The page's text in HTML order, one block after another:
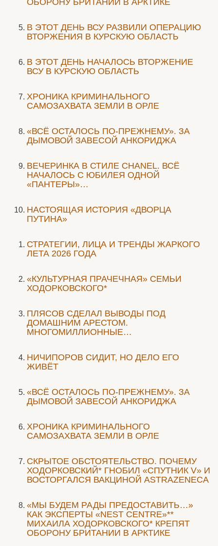
ОБОРОНУ БРИТАНИИ В АРКТИКЕ
В ЭТОТ ДЕНЬ ВСУ РАЗВИЛИ ОПЕРАЦИЮ
ВТОРЖЕНИЯ В КУРСКУЮ ОБЛАСТЬ
В ЭТОТ ДЕНЬ НАЧАЛОСЬ ВТОРЖЕНИЕ
ВСУ В КУРСКУЮ ОБЛАСТЬ
ХРОНИКА КРИМИНАЛЬНОГО
САМОЗАХВАТА ЗЕМЛИ В ОРЛЕ
«ВСЁ ОСТАЛОСЬ ПО-ПРЕЖНЕМУ». ЗА
ДЫМОВОЙ ЗАВЕСОЙ АНКОРИДЖА
ВЕЧЕРИНКА В СТИЛЕ СHANEL. ВСЁ
НАЧАЛОСЬ С ЮБИЛЕЯ ОДНОЙ
«ПАНТЕРЫ»…
НАСТОЯЩАЯ ИСТОРИЯ «ДВОРЦА
ПУТИНА»
СТРАТЕГИИ, ЛИЦА И ТРЕНДЫ ЖАРКОГО
ЛЕТА 2026 ГОДА
«КУЛЬТУРНАЯ ПРАЧЕЧНАЯ» СЕМЬИ
ХОДОРКОВСКОГО*
ПЛЯСОВ СДЕЛАЛ ВЫВОДЫ ПОД
ДОМАШНИМ АРЕСТОМ.
МНОГОМИЛЛИОННЫЕ…
НИЧИПОРОВ СИДИТ, НО ДЕЛО ЕГО
ЖИВЁТ
«ВСЁ ОСТАЛОСЬ ПО-ПРЕЖНЕМУ». ЗА
ДЫМОВОЙ ЗАВЕСОЙ АНКОРИДЖА
ХРОНИКА КРИМИНАЛЬНОГО
САМОЗАХВАТА ЗЕМЛИ В ОРЛЕ
СКРЫТОЕ ОБСТОЯТЕЛЬСТВО. ПОЧЕМУ
ХОДОРКОВСКИЙ* ГНОБИЛ «СПУТНИК V» И
ВОСТОРГАЛСЯ ВАКЦИНОЙ ASTRAZENECA
«МЫ БУДЕМ РАДЫ ПРЕДОСТАВИТЬ…»
КАК ЭКСПЕРТЫ «NEST CENTRE»**
МИХАИЛА ХОДОРКОВСКОГО* КРЕПЯТ
ОБОРОНУ БРИТАНИИ В АРКТИКЕ